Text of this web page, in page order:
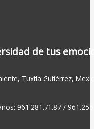
de tus
Tuxtla Gutiérrez,
961.281.71.87 /